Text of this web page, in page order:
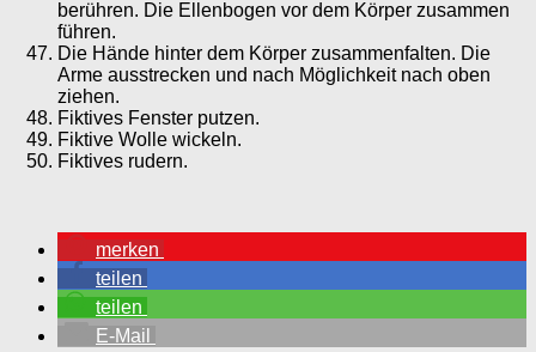
berühren. Die Ellenbogen vor dem Körper zusammen
führen.
Die Hände hinter dem Körper zusammenfalten. Die
Arme ausstrecken und nach Möglichkeit nach oben
ziehen.
Fiktives Fenster putzen.
Fiktive Wolle wickeln.
Fiktives rudern.
merken
teilen
teilen
E-Mail